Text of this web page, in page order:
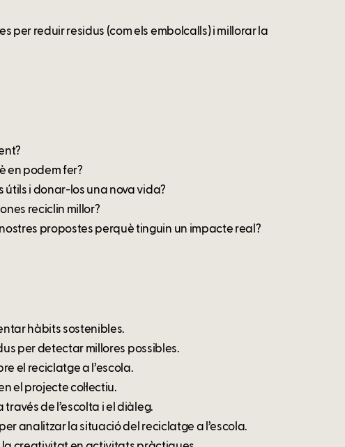
per reduir residus (com els embolcalls) i millorar la
en podem fer?
i donar-los una nova vida?
reciclin millor?
propostes perquè tinguin un impacte real?
hàbits sostenibles.
per detectar millores possibles.
el reciclatge a l’escola.
el projecte col·lectiu.
de l’escolta i el diàleg.
analitzar la situació del reciclatge a l’escola.